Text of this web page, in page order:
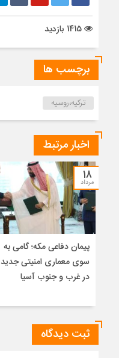
برچسب ها
ترکیه،روسیه
اخبار مرتبط
۱۸
مرداد
پیمان دفاعی مکه؛ گامی به
سوی معماری امنیتی جدید
در غرب و جنوب آسیا
ثبت دیدگاه